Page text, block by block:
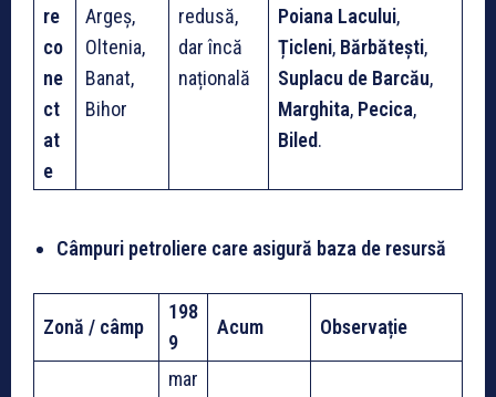
re
co
ne
ct
at
e
Argeș,
Oltenia,
Banat,
Bihor
redusă,
dar încă
națională
Poiana Lacului,
Țicleni, Bărbătești,
Suplacu de Barcău,
Marghita, Pecica,
Biled.
Câmpuri petroliere care asigură baza de resursă
Zonă / câmp
198
9
Acum Observație
mar